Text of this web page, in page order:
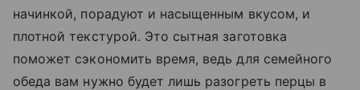
начинкой, порадуют и насыщенным вкусом, и
плотной текстурой. Это сытная заготовка
поможет сэкономить время, ведь для семейного
обеда вам нужно будет лишь разогреть перцы в